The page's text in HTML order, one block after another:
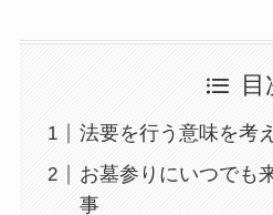
目
法要を行う意味を考
お墓参りにいつでも
事